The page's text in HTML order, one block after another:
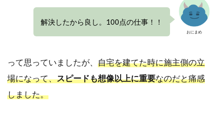
おにまめ
解決したから良し。100点の仕事！！
って思っていましたが、 自宅を建てた時に施主側の立
場になって、スピードも想像以上に重要なのだと痛感
しました。